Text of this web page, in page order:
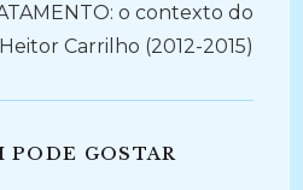
o contexto do
Carrilho (2012-2015)
PODE GOSTAR